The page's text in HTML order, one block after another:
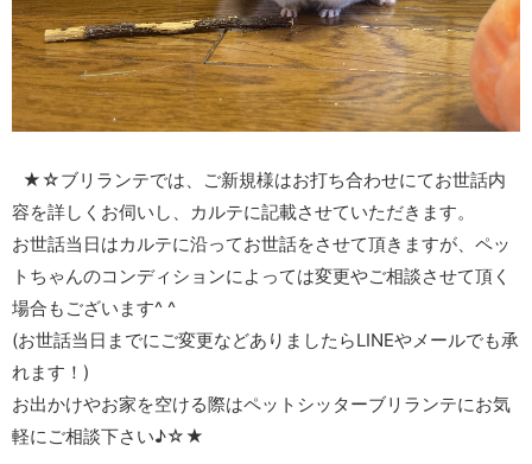
★☆ブリランテでは、ご新規様はお打ち合わせにてお世話内
容を詳しくお伺いし、カルテに記載させていただきます。
お世話当日はカルテに沿ってお世話をさせて頂きますが、ペッ
トちゃんのコンディションによっては変更やご相談させて頂く
場合もございます^ ^
(お世話当日までにご変更などありましたらLINEやメールでも承
れます！)
お出かけやお家を空ける際はペットシッターブリランテにお気
軽にご相談下さい♪☆★